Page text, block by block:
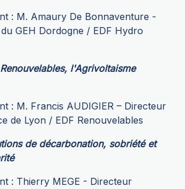
: M. Amaury De Bonnaventure -
GEH Dordogne / EDF Hydro
l'Agrivoltaisme
: M. Francis AUDIGIER – Directeur
de Lyon / EDF Renouvelables
de décarbonation, sobriété et
: Thierry MEGE - Directeur